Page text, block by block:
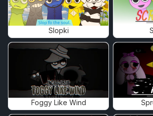
Slopki
Foggy Like Wind